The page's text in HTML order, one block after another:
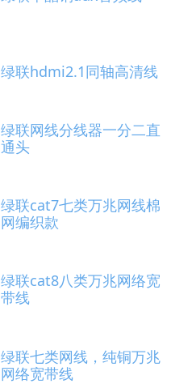
绿联hdmi2.1同轴高清线
绿联网线分线器一分二直
通头
绿联cat7七类万兆网线棉
网编织款
绿联cat8八类万兆网络宽
带线
绿联七类网线，纯铜万兆
网络宽带线